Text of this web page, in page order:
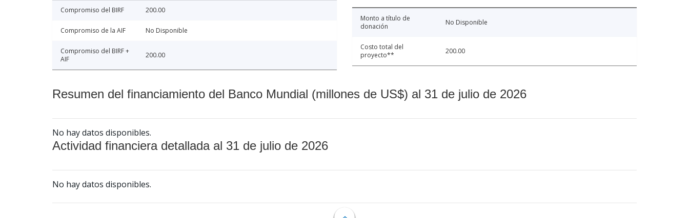
Compromiso del BIRF 200.00
Compromiso de la AIF No Disponible
Compromiso del BIRF +
AIF
200.00
Monto a título de
donación
No Disponible
Costo total del
proyecto**
200.00
Resumen del financiamiento del Banco Mundial (millones de US$) al 31 de julio de 2026
No hay datos disponibles.
Actividad financiera detallada al 31 de julio de 2026
No hay datos disponibles.